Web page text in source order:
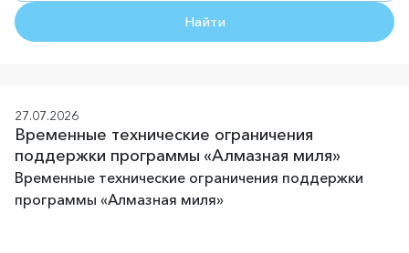
Найти
27.07.2026
Временные технические ограничения
поддержки программы «Алмазная миля»
Временные технические ограничения поддержки
программы «Алмазная миля»